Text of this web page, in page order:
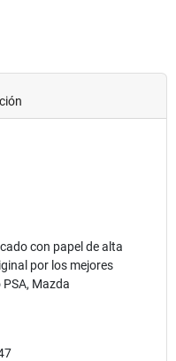
con papel de alta
por los mejores
Mazda